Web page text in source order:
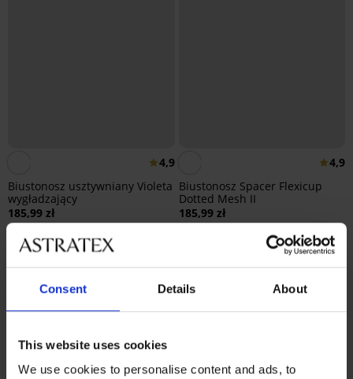
Consent Details About
This website uses cookies
We use cookies to personalise content and ads, to
4,9
Biustonosz usztywniany Violeta
wygładzający
185,99 zł
4,9
Biustonosz Spacer Flexicup
Dotted Mesh II
185,99 zł